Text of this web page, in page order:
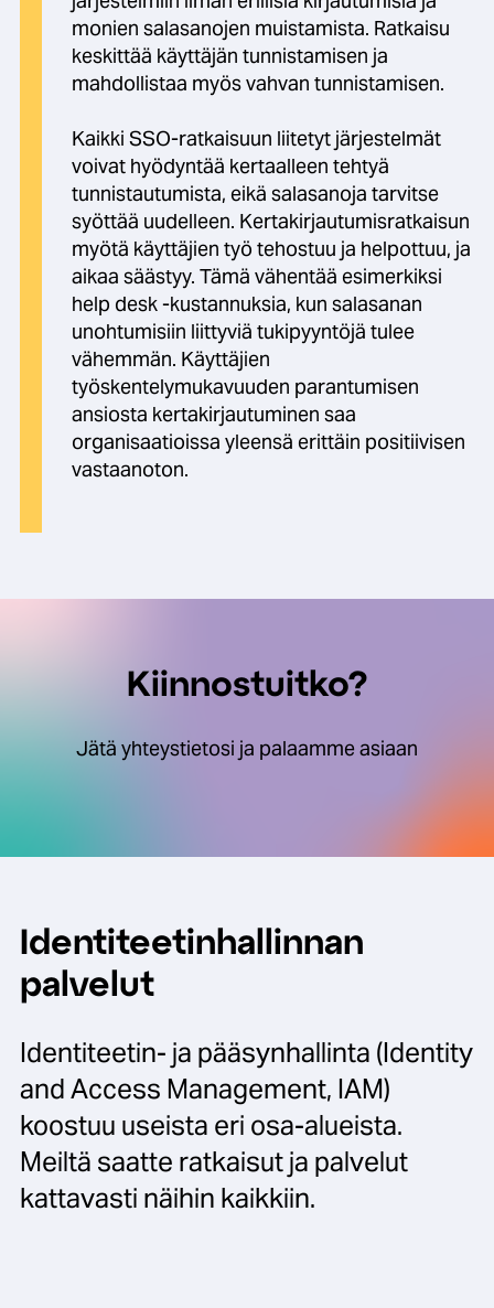
monien salasanojen muistamista. Ratkaisu
keskittää käyttäjän tunnistamisen ja
mahdollistaa myös vahvan tunnistamisen.
Kaikki SSO-ratkaisuun liitetyt järjestelmät
voivat hyödyntää kertaalleen tehtyä
tunnistautumista, eikä salasanoja tarvitse
syöttää uudelleen. Kertakirjautumisratkaisun
myötä käyttäjien työ tehostuu ja helpottuu, ja
aikaa säästyy. Tämä vähentää esimerkiksi
help desk -kustannuksia, kun salasanan
unohtumisiin liittyviä tukipyyntöjä tulee
vähemmän. Käyttäjien
työskentelymukavuuden parantumisen
ansiosta kertakirjautuminen saa
organisaatioissa yleensä erittäin positiivisen
vastaanoton.
Kiinnostuitko?
Jätä yhteystietosi ja palaamme asiaan
Identiteetin­​hallinnan
palvelut
Identiteetin- ja pääsynhallinta (Identity
and Access Management, IAM)
koostuu useista eri osa-alueista.
Meiltä saatte ratkaisut ja palvelut
kattavasti näihin kaikkiin.